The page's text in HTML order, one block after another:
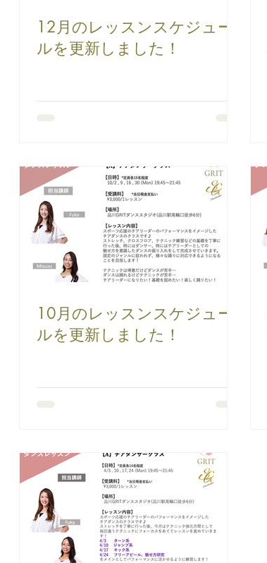
12月のレッスンスケジュー
ルを更新しました！
10月のレッスンスケジュー
ルを更新しました！